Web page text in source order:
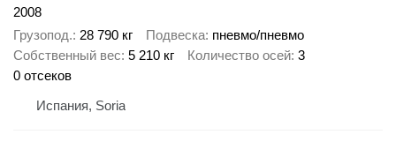
2008
Грузопод. 28 790 кг Подвеска пневмо/пневмо
Собственный вес 5 210 кг Количество осей 3
0 отсеков
Испания, Soria